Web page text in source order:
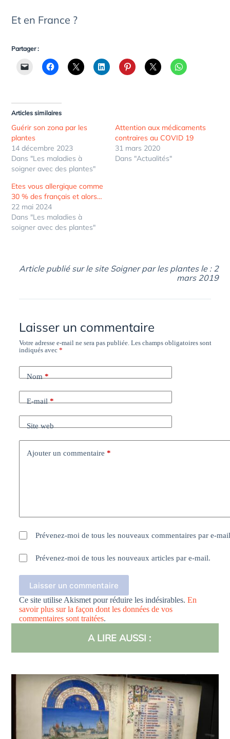
Et en France ?
Partager :
Articles similaires
Guérir son zona par les
plantes
14 décembre 2023
Dans "Les maladies à
soigner avec des plantes"
Attention aux médicaments
contraires au COVID 19
31 mars 2020
Dans "Actualités"
Etes vous allergique comme
30 % des français et alors…
22 mai 2024
Dans "Les maladies à
soigner avec des plantes"
Article publié sur le site Soigner par les plantes le : 2
mars 2019
Laisser un commentaire
Votre adresse e-mail ne sera pas publiée. Les champs obligatoires sont
indiqués avec*
Nom*
E-mail*
Site web
Ajouter un commentaire *
Prévenez-moi de tous les nouveaux commentaires par e-
Prévenez-moi de tous les nouveaux articles par e-mail.
Laisser un commentaire
Ce site utilise Akismet pour réduire les indésirables.En
savoir plus sur la façon dont les données de vos
commentaires sont traitées.
A LIRE AUSSI :